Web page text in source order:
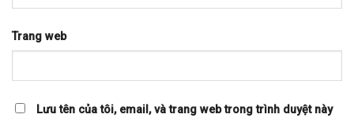
Trang web
Lưu tên của tôi, email, và trang web trong trình duyệt này